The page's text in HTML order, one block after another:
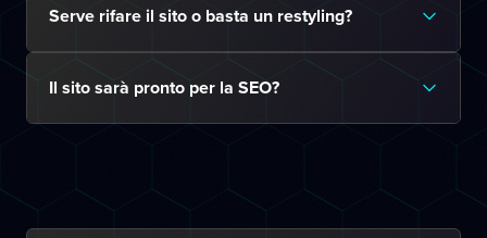
Serve rifare il sito o basta un restyling?
Il sito sarà pronto per la SEO?